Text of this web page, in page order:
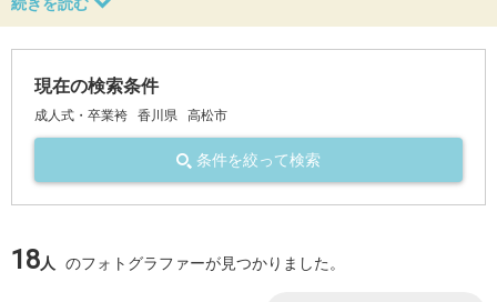
現在の検索条件
成人式・卒業袴 香川県 高松市
条件を絞って検索
18人 のフォトグラファーが見つかりました。